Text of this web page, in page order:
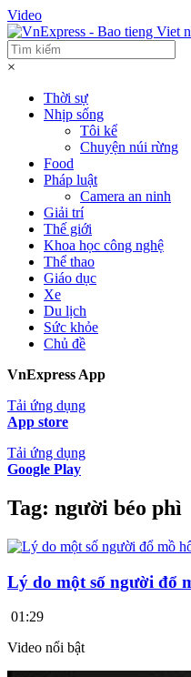
Video
×
Thời sự
Nhịp sống
Tôi kể
Chuyện núi rừng
Food
Pháp luật
Camera an ninh
Giải trí
Thế giới
Khoa học công nghệ
Thể thao
Giáo dục
Xe
Du lịch
Sức khỏe
Chủ đề
VnExpress App
Tải ứng dụng
App store
Tải ứng dụng
Google Play
Tag: người béo phì
Lý do một số người đổ
01:29
Video nổi bật